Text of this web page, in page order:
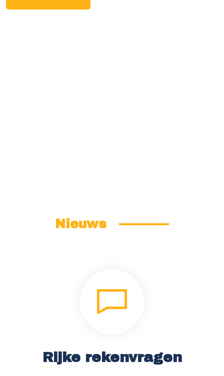
Nieuws
Rijke rekenvragen